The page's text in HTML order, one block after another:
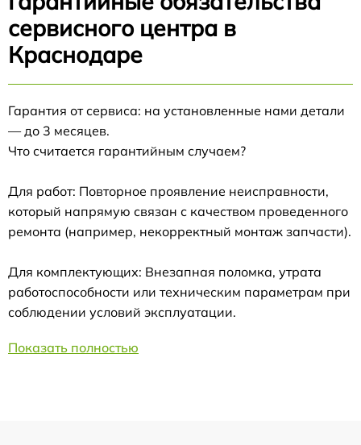
сервисного центра в
Краснодаре
Гарантия от сервиса: на установленные нами детали
— до 3 месяцев.
Что считается гарантийным случаем?
Для работ: Повторное проявление неисправности,
который напрямую связан с качеством проведенного
ремонта (например, некорректный монтаж запчасти).
Для комплектующих: Внезапная поломка, утрата
работоспособности или техническим параметрам при
соблюдении условий эксплуатации.
Показать полностью